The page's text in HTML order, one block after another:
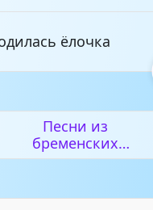
ёлочка
Песни из
бременских
музыкантов